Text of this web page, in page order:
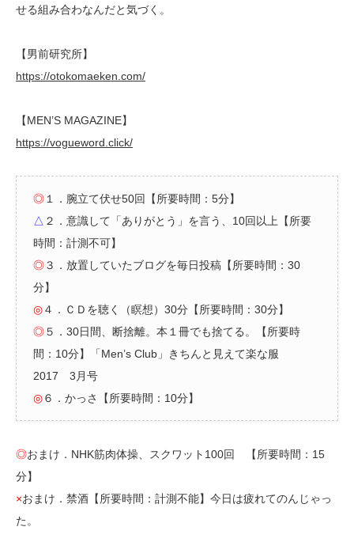
せる組み合わなんだと気づく。
【男前研究所】
https://otokomaeken.com/
【MEN’S MAGAZINE】
https://vogueword.click/
◎ １．腕立て伏せ50回【所要時間：5分】
△ ２．意識して「ありがとう」を言う、10回以上【所要
時間：計測不可】
◎３．放置していたブログを毎日投稿【所要時間：30
分】
◎４．ＣＤを聴く（瞑想）30分【所要時間：30分】
◎５．30日間、断捨離。本１冊でも捨てる。【所要時
間：10分】「Men’s Club」きちんと見えて楽な服
2017 3月号
◎６．かっさ【所要時間：10分】
◎おまけ．NHK筋肉体操、スクワット100回 【所要時間：15
分】
×おまけ．禁酒【所要時間：計測不能】今日は疲れてのんじゃっ
た。